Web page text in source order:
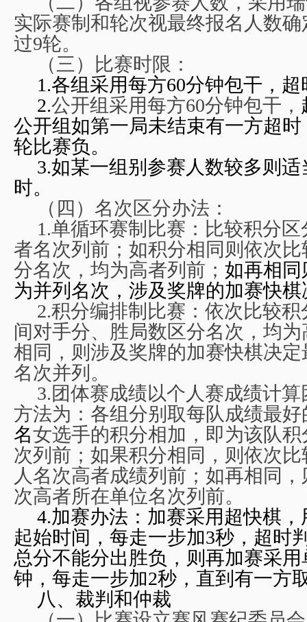
实际赛制和轮次视最终报名人数
过9轮。
（三）比赛时限：
1.各组采用每方60分钟包干， 超
2.公开组采用每方60分钟包干，
公开组如第一局未结束有一方超
轮比赛负。
3.如某一组别参赛人数较多则
时。
（四）名次区分办法：
1.单循环赛制比赛：比较积分
者名次列前；如积分相同则依次
分名次，均为高者列前； 如再相同
为并列名次，涉及奖牌的加赛快
2.积分编排制比赛：依次比较
间对手分、胜局数区分名次，均
相同，则涉及奖牌的加赛快棋决
名次并列。
3.团体赛成绩以个人赛成绩计
方法为：各组分别取每队成绩最好
名女选手的积分相加，即为该队
次列前；如果积分相同，则依次
人名次高者成绩列前；如再相同
次高者所在单位名次列前。
4.加赛办法：加赛采用超快棋
起始时间，每走一步加3秒，超时
总分不能分出胜负，则再加赛采
钟，每走一步加2秒，直到有一方
八、裁判和仲裁